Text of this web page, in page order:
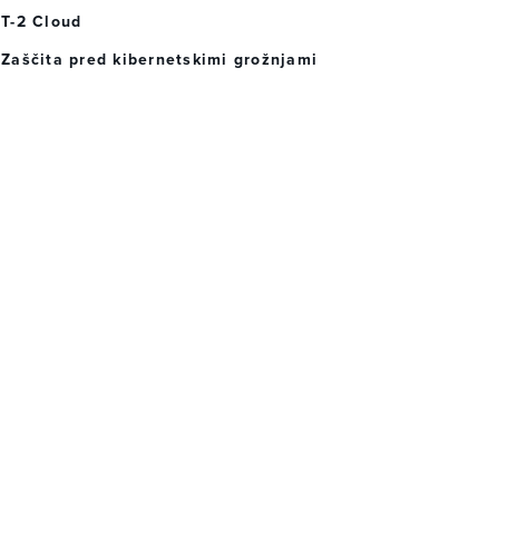
T-2 Cloud
Zaščita pred kibernetskimi grožnjami